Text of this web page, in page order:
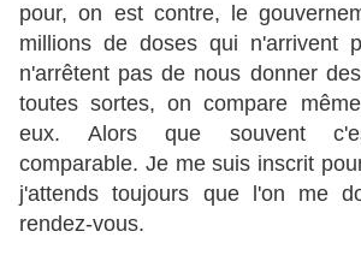
pour, on est contre, le
millions de doses qui n'arrivent
n'arrêtent pas de nous donner
toutes sortes, on compare
eux. Alors que souvent
comparable. Je me suis inscrit
j'attends toujours que l'on me
rendez-vous.